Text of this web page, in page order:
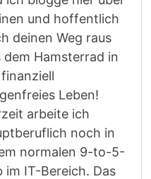
und hoffentlich
deinen Weg raus
dem Hamsterrad in
Leben!
arbeite ich
noch in
normalen 9-to-5-
im IT-Bereich. Das